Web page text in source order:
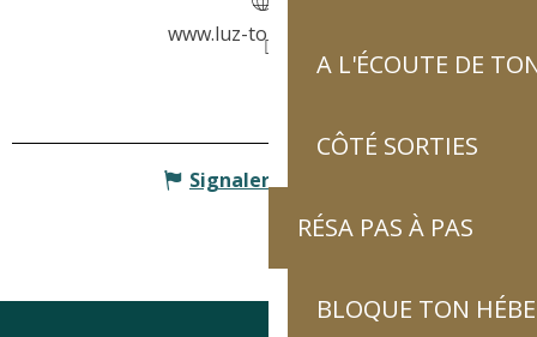
A L'ÉCOUTE DE
CÔTÉ SORTIES
RÉSA PAS À PAS
BLOQUE TON
www.luz-tourisme.com
Signaler une erreur